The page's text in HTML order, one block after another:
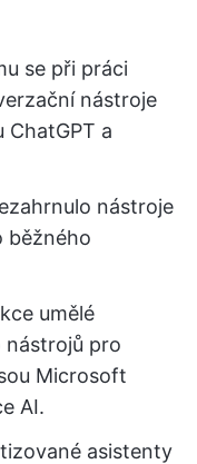
se při práci
nástroje
ChatGPT a
nástroje
běžného
umělé
nástrojů pro
Microsoft
AI.
asistenty